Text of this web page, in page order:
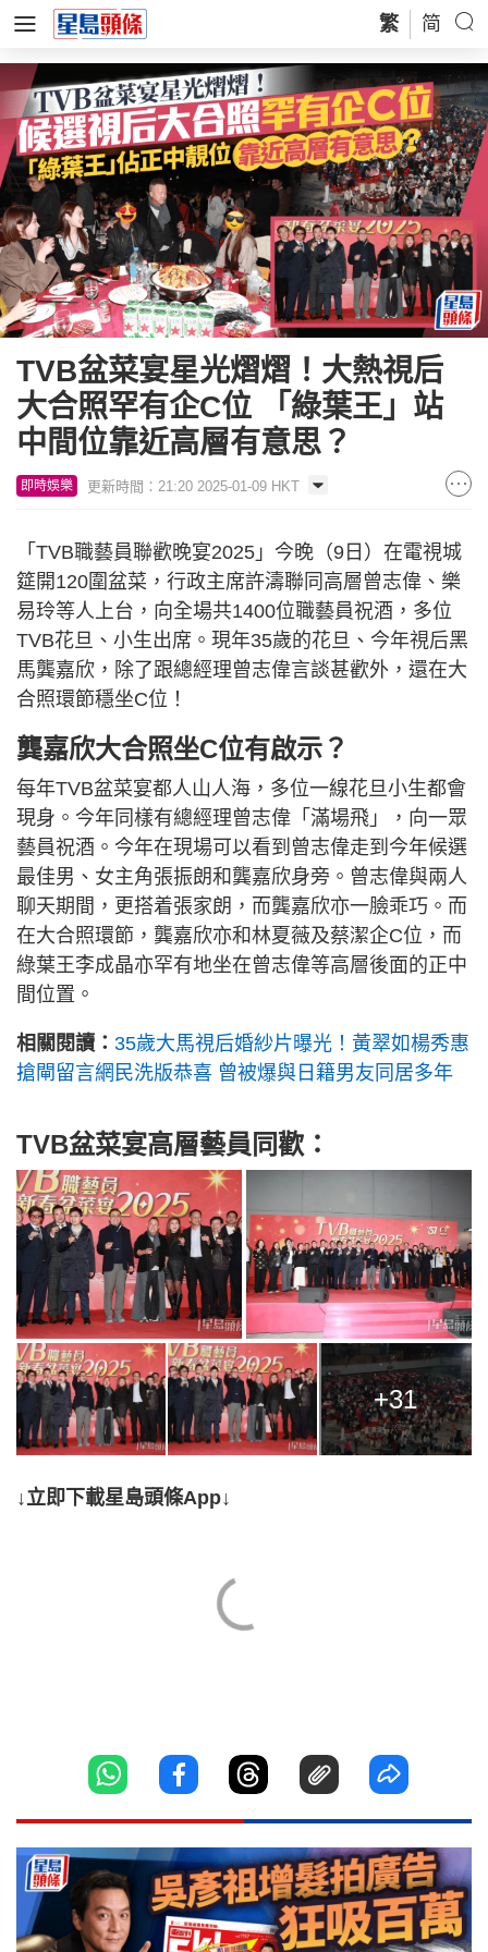
繁 简
TVB盆菜宴星光熠熠！大熱視后
大合照罕有企C位 「綠葉王」站
中間位靠近高層有意思？
即時娛樂 更新時間：21:20 2025-01-09 HKT
「TVB職藝員聯歡晚宴2025」今晚（9日）在電視城
筵開120圍盆菜，行政主席許濤聯同高層曾志偉、樂
易玲等人上台，向全場共1400位職藝員祝酒，多位
TVB花旦、小生出席。現年35歲的花旦、今年視后黑
馬龔嘉欣，除了跟總經理曾志偉言談甚歡外，還在大
合照環節穩坐C位！
龔嘉欣大合照坐C位有啟示？
每年TVB盆菜宴都人山人海，多位一線花旦小生都會
現身。今年同樣有總經理曾志偉「滿場飛」，向一眾
藝員祝酒。今年在現場可以看到曾志偉走到今年候選
最佳男、女主角張振朗和龔嘉欣身旁。曾志偉與兩人
聊天期間，更搭着張家朗，而龔嘉欣亦一臉乖巧。而
在大合照環節，龔嘉欣亦和林夏薇及蔡潔企C位，而
綠葉王李成晶亦罕有地坐在曾志偉等高層後面的正中
間位置。
相關閱讀： 35歲大馬視后婚紗片曝光！黃翠如楊秀惠
搶閘留言網民洗版恭喜 曾被爆與日籍男友同居多年
TVB盆菜宴高層藝員同歡：
+31
↓立即下載星島頭條App↓